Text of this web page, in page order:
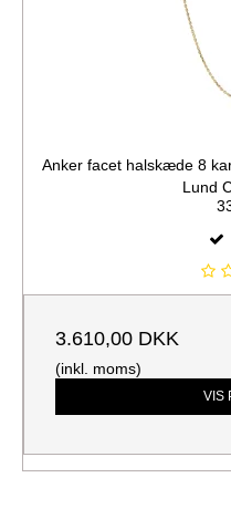
Anker facet halskæde 8
Lund
3.610,00 DKK
(inkl. moms)
VIS